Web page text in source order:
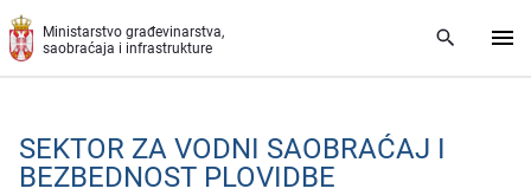
Preskoči na glavni deo sadržaja
Ministarstvo građevinarstva,
saobraćaja i infrastrukture
SЕKTOR ZA VODNI SAOBRAĆAJ I
BЕZBЕDNOST PLOVIDBЕ